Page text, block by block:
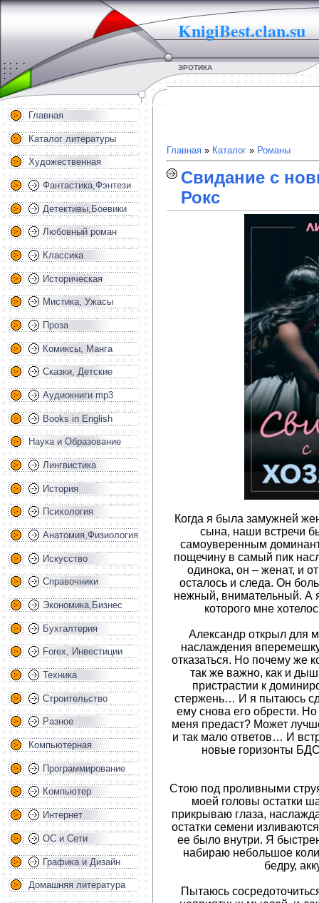
KnigiBest.clan.su
ЭРОТИКА
Главная
Каталог литературы
Художественная
Фантастика,Фэнтези
Детективы,Боевики
Любовный роман
Классика
Историческая
Мистика, Ужасы
Проза
Комиксы, Манга
Сказки, Детские
Аудиокниги mp3
Books in English
Наука и Образование
Лингвистика
История
Психология
Анатомия,Физиология
Искусство
Справочники
Экономика,Бизнес
Бухгалтерия
Forex, Инвестиции
Техника
Строительство
Разное
Компьютерная
Программирование
Компьютер
Интернет
ОС и Сети
Графика и Дизайн
Домашняя литература
Главная » Каталог » Романы
Свидание с
Рокс
Когда я была замужней
сына, наши встречи
самоуверенным
пощечину в самый пик
одинока, он – женат, и
осталось и следа. Он
нежный, внимательный. А
которого мне
Александр открыл для
наслаждения
отказаться. Но почему же
так же важно, как и
пристрастии к
стержень… И я пытаюсь
ему снова его обрести.
меня предаст? Может
и так мало ответов… И
новые горизонты
Стою под проливными
моей головы остатки
прикрываю глаза,
остатки семени
ее было внутри. Я
набираю небольшое
бедру,
Пытаюсь